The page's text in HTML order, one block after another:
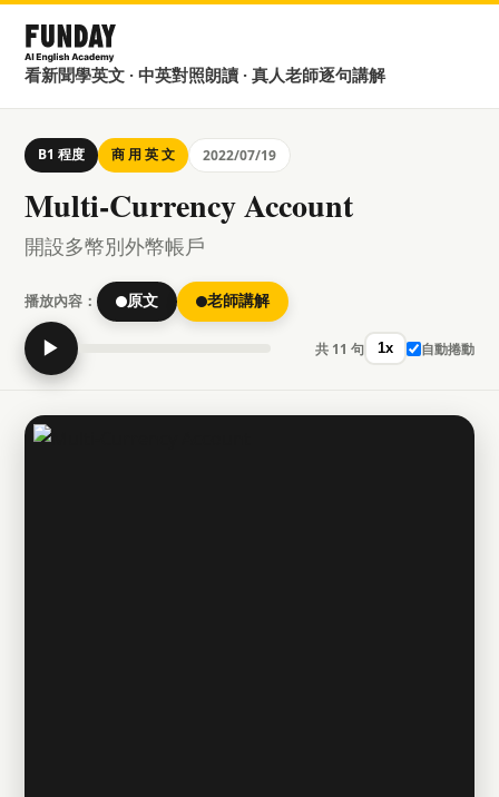
看新聞學英文 · 中英對照朗讀 · 真人老師逐句講解
B1 程度 商 用 英 文 2022/07/19
Multi-Currency Account
開設多幣別外幣帳戶
播放內容： 原文 老師講解
▶ 共 11 句 1x 自動捲動